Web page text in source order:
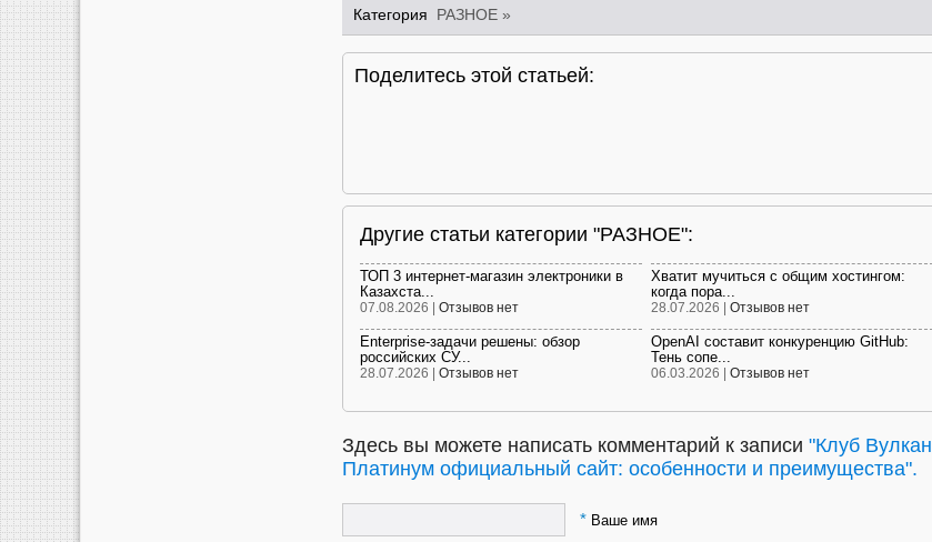
Категория РАЗНОЕ »
Поделитесь этой статьей:
Другие статьи категории "РАЗНОЕ":
ТОП 3 интернет-магазин электроники в
Казахста...
07.08.2026 | Отзывов нет
Хватит мучиться с общим хостингом:
когда пора...
28.07.2026 | Отзывов нет
Enterprise-задачи решены: обзор
российских СУ...
28.07.2026 | Отзывов нет
OpenAI составит конкуренцию GitHub:
Тень сопе...
06.03.2026 | Отзывов нет
Здесь вы можете написать комментарий к записи "Клуб Вулкан
Платинум официальный сайт: особенности и преимущества".
*Ваше имя